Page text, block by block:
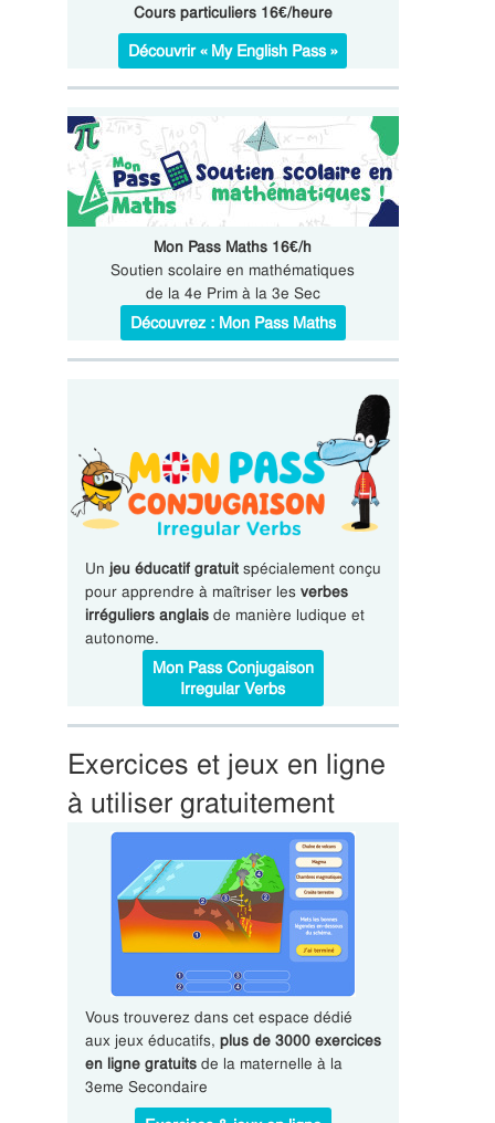
Cours particuliers 16€/heure
Découvrir « My English Pass »
Mon Pass Maths 16€/h
Soutien scolaire en mathématiques
de la 4e Prim à la 3e Sec
Découvrez : Mon Pass Maths
Un jeu éducatif gratuitspécialement conçu
pour apprendre à maîtriser les verbes
irréguliers anglaisde manière ludique et
autonome.
Mon Pass Conjugaison
Irregular Verbs
Exercices et jeux en ligne
à utiliser gratuitement
Vous trouverez dans cet espace dédié
aux jeux éducatifs, plus de 3000 exercices
en ligne gratuitsde la maternelle à la
3eme Secondaire